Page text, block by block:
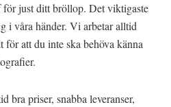
just ditt bröllop. Det viktigaste
i våra händer. Vi arbetar alltid
för att du inte ska behöva känna
bra priser, snabba leveranser,